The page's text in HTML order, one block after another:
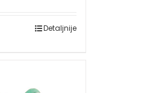
Detaljnije